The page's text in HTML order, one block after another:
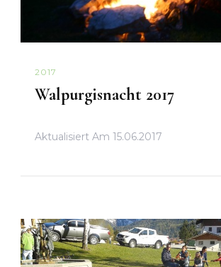
2017
Walpurgisnacht 2017
Aktualisiert Am 15.06.2017